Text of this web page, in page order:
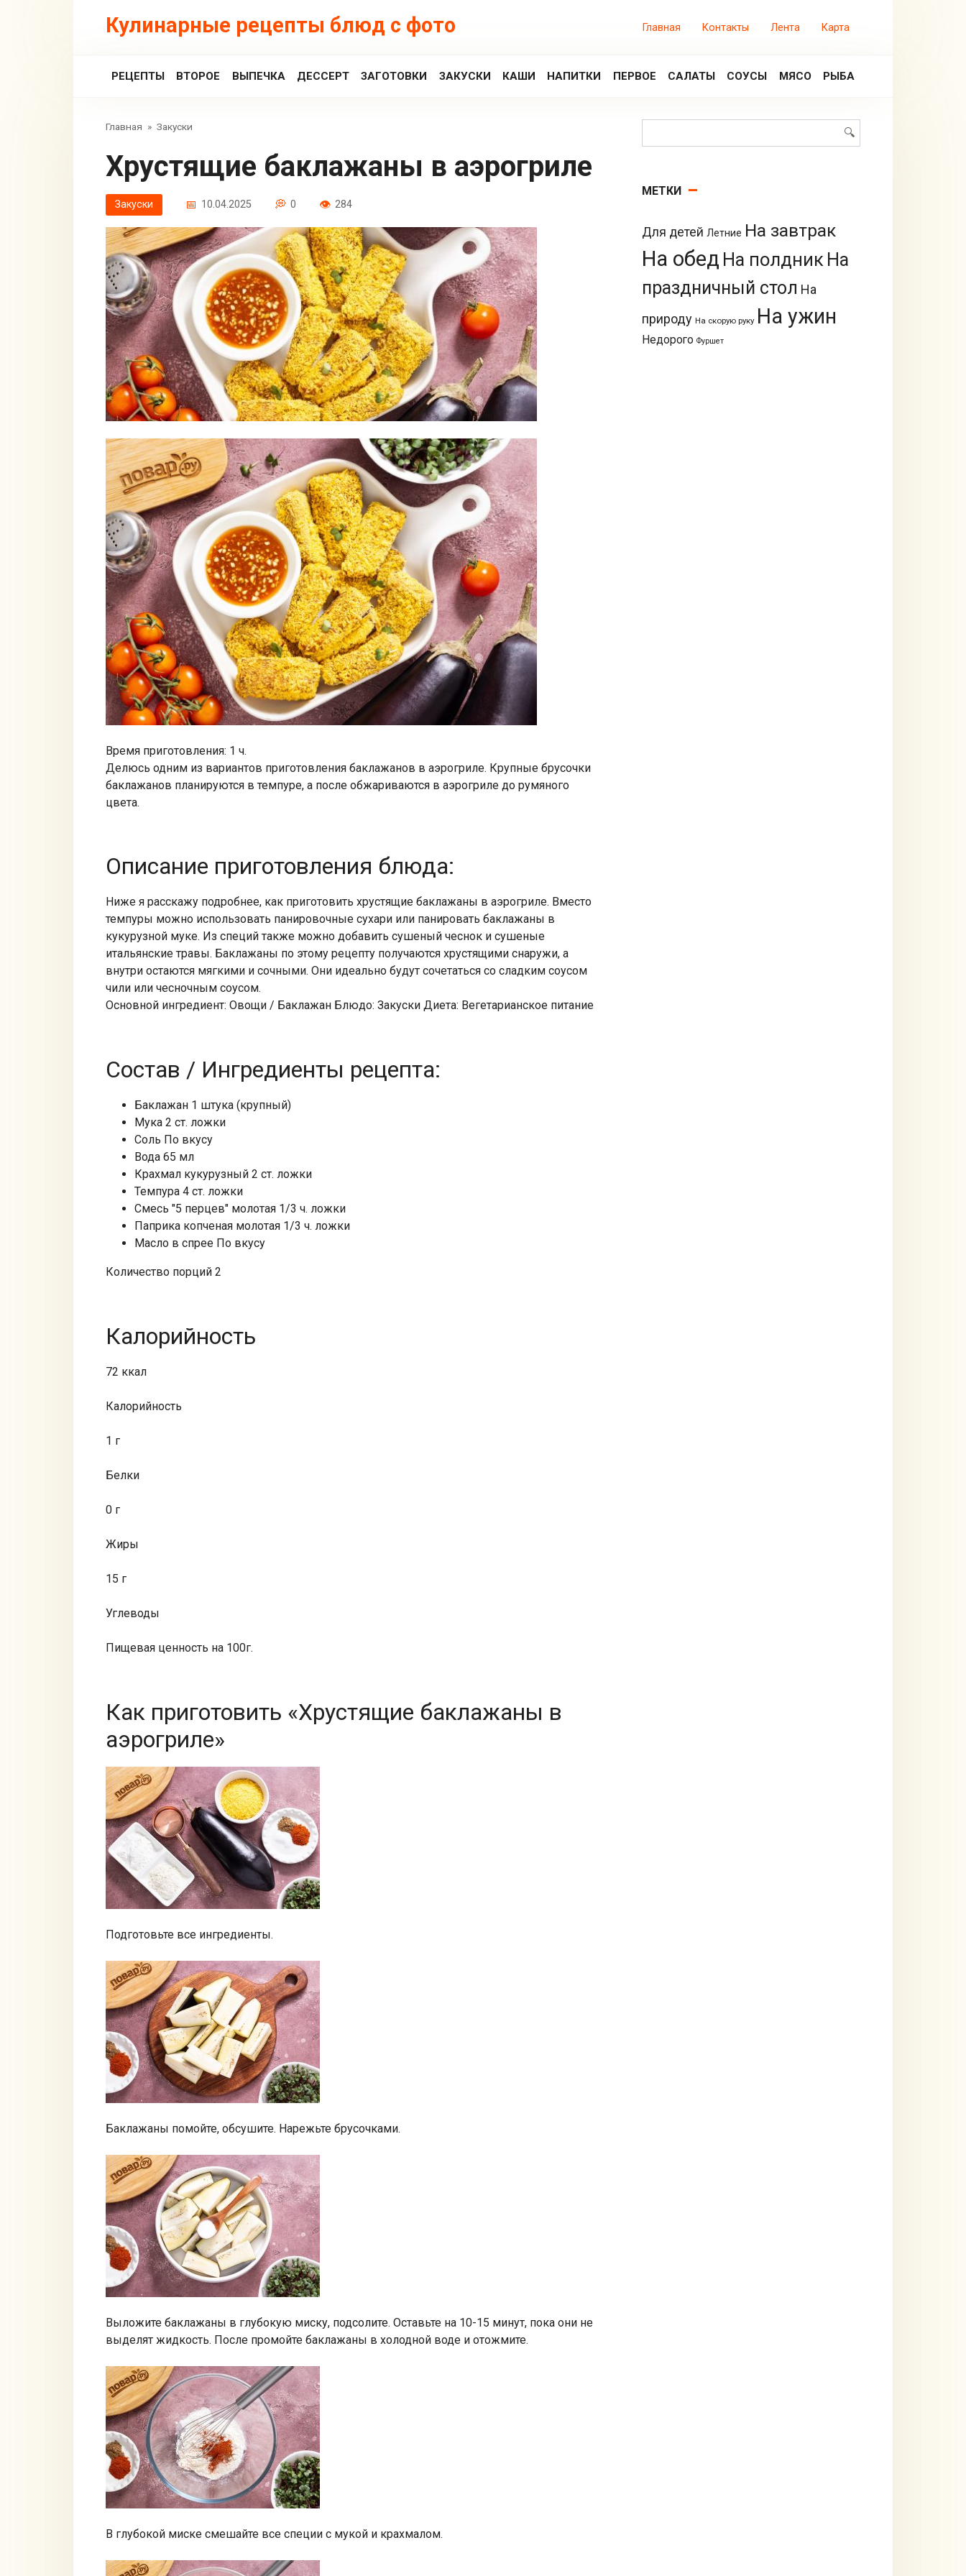
Кулинарные рецепты блюд с фото Главная Контакты Лента Карта
РЕЦЕПТЫ ВТОРОЕ ВЫПЕЧКА ДЕССЕРТ ЗАГОТОВКИ ЗАКУСКИ КАШИ НАПИТКИ ПЕРВОЕ САЛАТЫ СОУСЫ МЯСО РЫБА
Главная » Закуски
Хрустящие баклажаны в аэрогриле
Закуски 10.04.2025 0 284
Время приготовления: 1 ч.
Делюсь одним из вариантов приготовления баклажанов в аэрогриле. Крупные брусочки
баклажанов планируются в темпуре, а после обжариваются в аэрогриле до румяного
цвета.
Описание приготовления блюда:
Ниже я расскажу подробнее, как приготовить хрустящие баклажаны в аэрогриле. Вместо
темпуры можно использовать панировочные сухари или панировать баклажаны в
кукурузной муке. Из специй также можно добавить сушеный чеснок и сушеные
итальянские травы. Баклажаны по этому рецепту получаются хрустящими снаружи, а
внутри остаются мягкими и сочными. Они идеально будут сочетаться со сладким соусом
чили или чесночным соусом.
Основной ингредиент: Овощи / Баклажан Блюдо: Закуски Диета: Вегетарианское питание
Состав / Ингредиенты рецепта:
Баклажан 1 штука (крупный)
Мука 2 ст. ложки
Соль По вкусу
Вода 65 мл
Крахмал кукурузный 2 ст. ложки
Темпура 4 ст. ложки
Смесь "5 перцев" молотая 1/3 ч. ложки
Паприка копченая молотая 1/3 ч. ложки
Масло в спрее По вкусу
Количество порций 2
Калорийность
72 ккал
Калорийность
1 г
Белки
0 г
Жиры
15 г
Углеводы
Пищевая ценность на 100г.
Как приготовить «Хрустящие баклажаны в
аэрогриле»
Подготовьте все ингредиенты.
Баклажаны помойте, обсушите. Нарежьте брусочками.
Выложите баклажаны в глубокую миску, подсолите. Оставьте на 10-15 минут, пока они не
выделят жидкость. После промойте баклажаны в холодной воде и отожмите.
В глубокой миске смешайте все специи с мукой и крахмалом.
МЕТКИ
Для детей Летние На завтрак
На обед На полдник На
праздничный стол На
природу На скорую руку На ужин
Недорого Фуршет